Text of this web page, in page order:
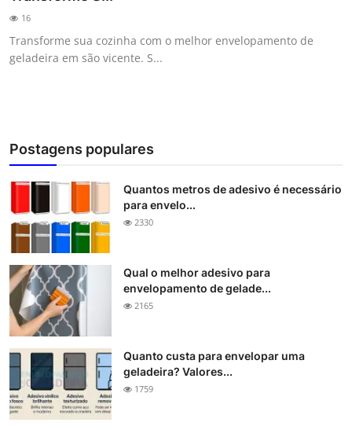
16
Transforme sua cozinha com o melhor envelopamento de
geladeira em são vicente. S...
Postagens populares
Quantos metros de adesivo é necessário
para envelo...
2330
Qual o melhor adesivo para
envelopamento de gelade...
2165
Quanto custa para envelopar uma
geladeira? Valores...
1759